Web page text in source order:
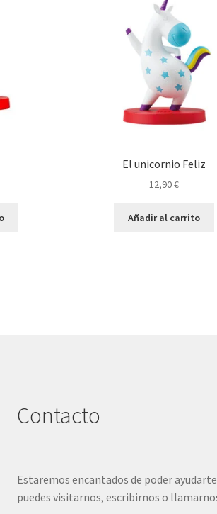
El unicornio Feliz
12,90€
Añadir al carrito
Contacto
Estaremos encantados de poder
puedes visitarnos, escribirnos o